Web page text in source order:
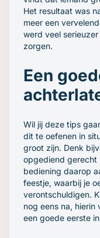
Het resultaat was
meer een
werd veel
zorgen.
Een
Wil jij deze tips
dit te oefenen in
groot zijn. Denk
opgediend gerecht
bediening daarop
feestje, waarbij je
verontschuldigen.
nog eens na, hierin
een goede eerste